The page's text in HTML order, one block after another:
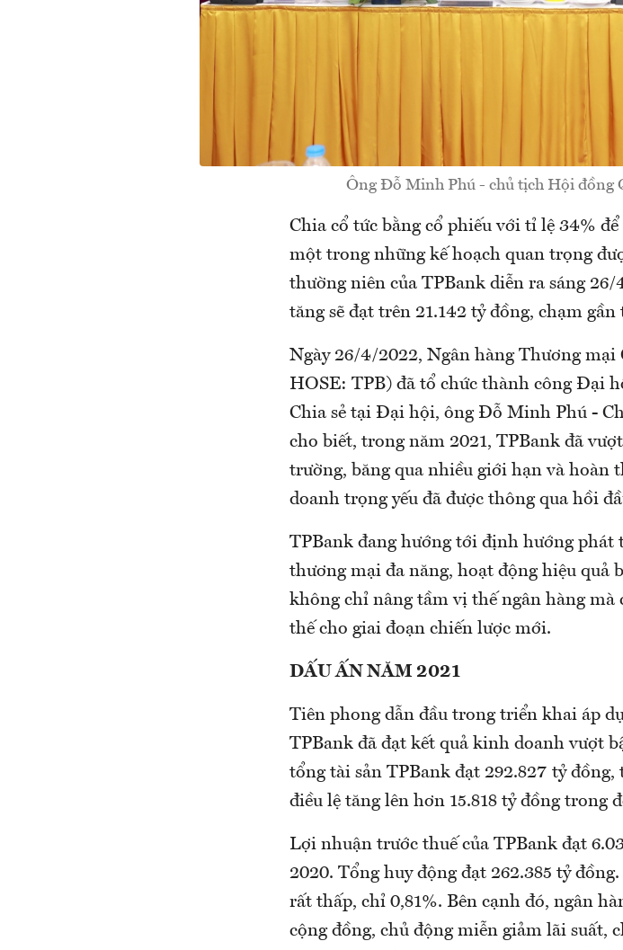
Ông Đỗ Minh Phú - chủ tịch Hội đồng
Chia cổ tức bằng cổ phiếu với tỉ lệ 34%
một trong những kế hoạch quan trọng
thường niên của TPBank diễn ra sáng
tăng sẽ đạt trên 21.142 tỷ đồng, chạm
Ngày 26/4/2022, Ngân hàng Thương mại
HOSE: TPB) đã tổ chức thành công Đại
Chia sẻ tại Đại hội, ông Đỗ Minh Phú -
cho biết, trong năm 2021, TPBank đã
trường, băng qua nhiều giới hạn và hoàn
doanh trọng yếu đã được thông qua hồi
TPBank đang hướng tới định hướng
thương mại đa năng, hoạt động hiệu quả
không chỉ nâng tầm vị thế ngân hàng mà
thế cho giai đoạn chiến lược mới.
DẤU ẤN NĂM 2021
Tiên phong dẫn đầu trong triển khai áp
TPBank đã đạt kết quả kinh doanh vượt
tổng tài sản TPBank đạt 292.827 tỷ
điều lệ tăng lên hơn 15.818 tỷ đồng trong
Lợi nhuận trước thuế của TPBank đạt
2020. Tổng huy động đạt 262.385 tỷ
rất thấp, chỉ 0,81%. Bên cạnh đó, ngân
cộng đồng, chủ động miễn giảm lãi suất,